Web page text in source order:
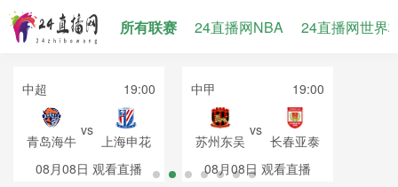
所有联赛 24直播网NBA 24直播网世界
中超 19:00
青岛海牛
vs
上海申花
08月08日 观看直播
中甲 19:00
苏州东吴
vs
长春亚泰
08月08日 观看直播